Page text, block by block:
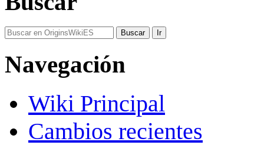
Navegación
Wiki Principal
Cambios recientes